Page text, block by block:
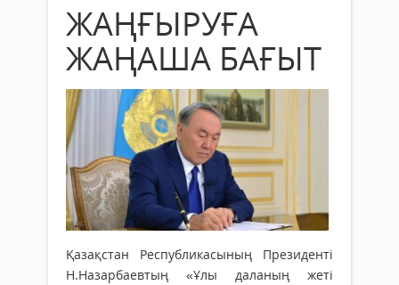
ЖАҢҒЫРУҒА
ЖАҢАША БАҒЫТ
Қазақстан Республикасының Президенті
Н.Назарбаевтың «Ұлы даланың жеті